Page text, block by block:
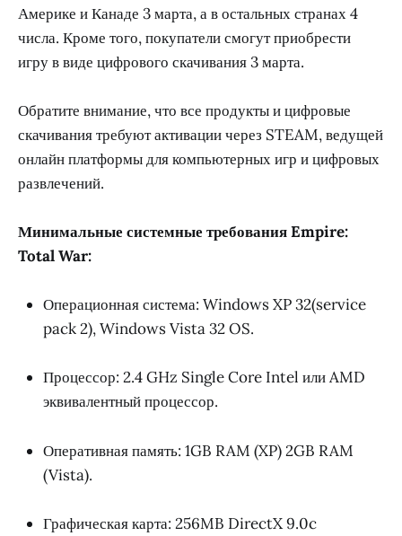
Америке и Канаде 3 марта, а в остальных странах 4
числа. Кроме того, покупатели смогут приобрести
игру в виде цифрового скачивания 3 марта.
Обратите внимание, что все продукты и цифровые
скачивания требуют активации через STEAM, ведущей
онлайн платформы для компьютерных игр и цифровых
развлечений.
Минимальные системные требования Empire:
Total War:
Операционная система: Windows XP 32(service
pack 2), Windows Vista 32 OS.
Процессор: 2.4 GHz Single Core Intel или AMD
эквивалентный процессор.
Оперативная память: 1GB RAM (XP) 2GB RAM
(Vista).
Графическая карта: 256MB DirectX 9.0c